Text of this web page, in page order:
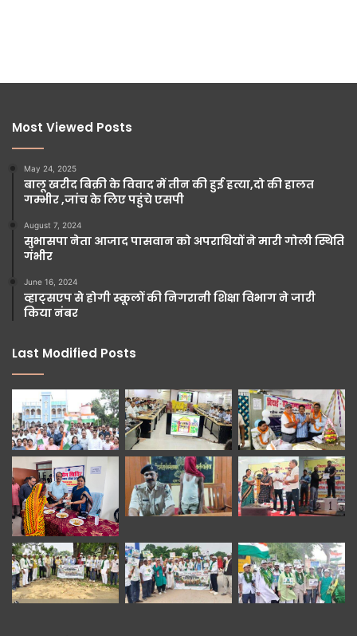
Most Viewed Posts
May 24, 2025
बालू खरीद बिक्री के विवाद में तीन की हुई हत्या,दो की हालत
गम्भीर ,जांच के लिए पहुंचे एसपी
August 7, 2024
सुभासपा नेता आजाद पासवान को अपराधियों ने मारी गोली स्थिति
गंभीर
June 16, 2024
व्हाट्सएप से होगी स्कूलों की निगरानी शिक्षा विभाग ने जारी
किया नंबर
Last Modified Posts